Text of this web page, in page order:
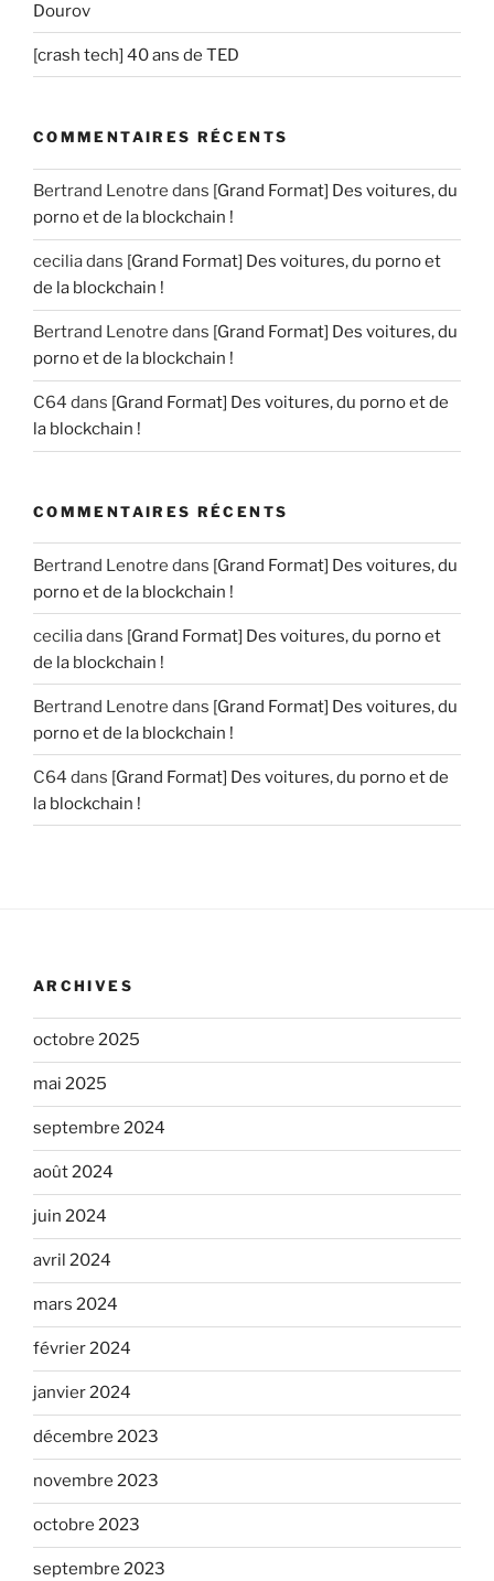
Dourov
[crash tech] 40 ans de TED
COMMENTAIRES RÉCENTS
Bertrand Lenotre dans [Grand Format] Des voitures, du
porno et de la blockchain !
ceciliadans [Grand Format] Des voitures, du porno et
de la blockchain !
Bertrand Lenotre dans [Grand Format] Des voitures, du
porno et de la blockchain !
C64 dans [Grand Format] Des voitures, du porno et de
la blockchain !
COMMENTAIRES RÉCENTS
Bertrand Lenotre dans [Grand Format] Des voitures, du
porno et de la blockchain !
ceciliadans [Grand Format] Des voitures, du porno et
de la blockchain !
Bertrand Lenotre dans [Grand Format] Des voitures, du
porno et de la blockchain !
C64 dans [Grand Format] Des voitures, du porno et de
la blockchain !
ARCHIVES
octobre 2025
mai 2025
septembre 2024
août 2024
juin 2024
avril 2024
mars 2024
février 2024
janvier 2024
décembre 2023
novembre 2023
octobre 2023
septembre 2023